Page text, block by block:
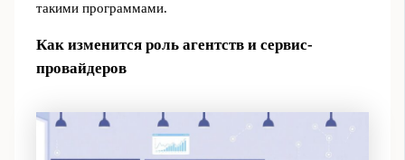
такими программами.
Как изменится роль агентств и сервис-
провайдеров